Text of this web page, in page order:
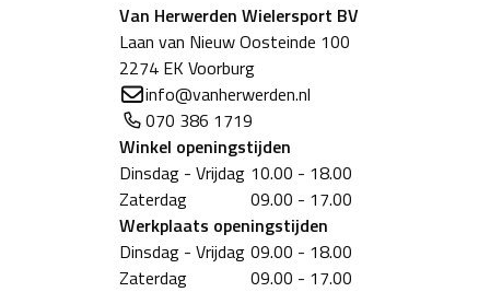
Van Herwerden Wielersport BV
Laan van Nieuw Oosteinde 100
2274 EK Voorburg
info@vanherwerden.nl
070 386 1719
Winkel openingstijden
Dinsdag - Vrijdag 10.00 - 18.00
Zaterdag
09.00 - 17.00
Werkplaats openingstijden
Dinsdag - Vrijdag 09.00 - 18.00
Zaterdag
09.00 - 17.00